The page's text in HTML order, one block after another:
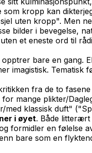
kropp kan
uten kropp". Men
bilder i bevegelse,
et eneste ord til
bare en gang.
imagistisk. Tematisk
fra de to
mange plikter/
med klassisk duft"
i øyet. Både
formidler en følelse
bare som en